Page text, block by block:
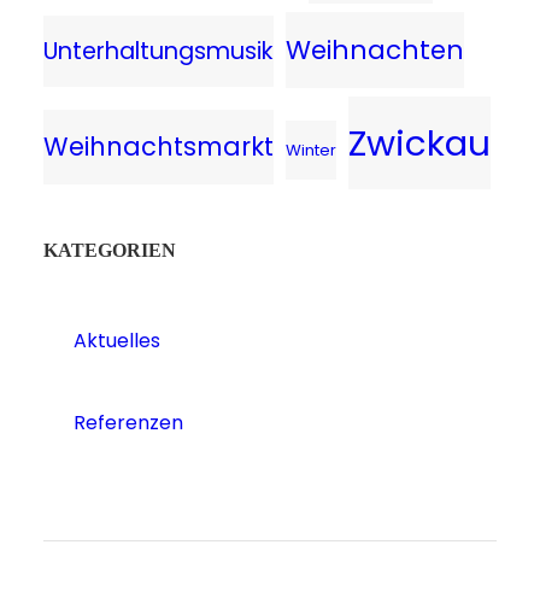
Unterhaltungsmusik Weihnachten
Weihnachtsmarkt Winter Zwickau
KATEGORIEN
Aktuelles
Referenzen